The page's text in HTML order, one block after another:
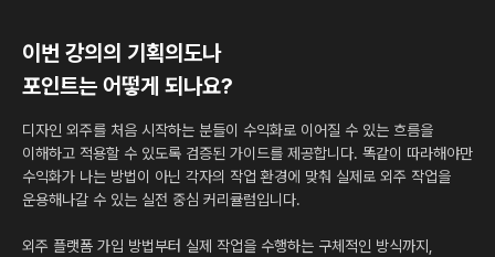
이번 강의의 기획의도나
포인트는 어떻게 되나요?
디자인 외주를 처음 시작하는 분들이 수익화로 이어질 수 있는 흐름을
이해하고 적용할 수 있도록 검증된 가이드를 제공합니다. 똑같이 따라해야만
수익화가 나는 방법이 아닌 각자의 작업 환경에 맞춰 실제로 외주 작업을
운용해나갈 수 있는 실전 중심 커리큘럼입니다.
외주 플랫폼 가입 방법부터 실제 작업을 수행하는 구체적인 방식까지,